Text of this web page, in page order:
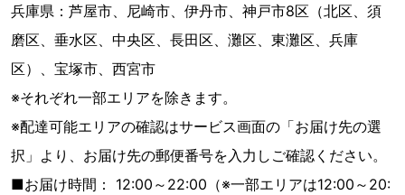
兵庫県：芦屋市、尼崎市、伊丹市、神戸市8区（北区、須
磨区、垂水区、中央区、長田区、灘区、東灘区、兵庫
区）、宝塚市、西宮市
※それぞれ一部エリアを除きます。
※配達可能エリアの確認はサービス画面の「お届け先の選
択」より、お届け先の郵便番号を入力しご確認ください。
■お届け時間： 12:00～22:00（※一部エリアは12:00～20: